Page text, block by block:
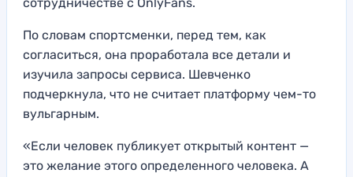
сотрудничестве с OnlyFans.
По словам спортсменки, перед тем, как
согласиться, она проработала все детали и
изучила запросы сервиса. Шевченко
подчеркнула, что не считает платформу чем-то
вульгарным.
«Если человек публикует открытый контент —
это желание этого определенного человека. А